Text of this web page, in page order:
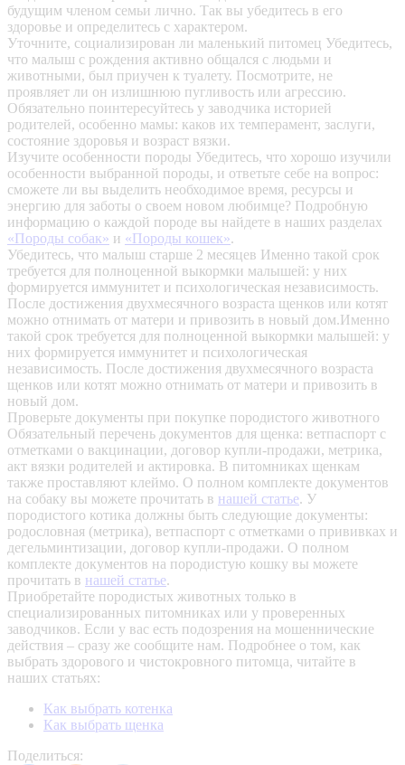
будущим членом семьи лично. Так вы убедитесь в его
здоровье и определитесь с характером.
Уточните, социализирован ли маленький питомец Убедитесь,
что малыш с рождения активно общался с людьми и
животными, был приучен к туалету. Посмотрите, не
проявляет ли он излишнюю пугливость или агрессию.
Обязательно поинтересуйтесь у заводчика историей
родителей, особенно мамы: каков их темперамент, заслуги,
состояние здоровья и возраст вязки.
Изучите особенности породы Убедитесь, что хорошо изучили
особенности выбранной породы, и ответьте себе на вопрос:
сможете ли вы выделить необходимое время, ресурсы и
энергию для заботы о своем новом любимце? Подробную
информацию о каждой породе вы найдете в наших разделах
«Породы собак» и «Породы кошек».
Убедитесь, что малыш старше 2 месяцев Именно такой срок
требуется для полноценной выкормки малышей: у них
формируется иммунитет и психологическая независимость.
После достижения двухмесячного возраста щенков или котят
можно отнимать от матери и привозить в новый дом.Именно
такой срок требуется для полноценной выкормки малышей: у
них формируется иммунитет и психологическая
независимость. После достижения двухмесячного возраста
щенков или котят можно отнимать от матери и привозить в
новый дом.
Проверьте документы при покупке породистого животного
Обязательный перечень документов для щенка: ветпаспорт с
отметками о вакцинации, договор купли-продажи, метрика,
акт вязки родителей и актировка. В питомниках щенкам
также проставляют клеймо. О полном комплекте документов
на собаку вы можете прочитать в нашей статье. У
породистого котика должны быть следующие документы:
родословная (метрика), ветпаспорт с отметками о прививках и
дегельминтизации, договор купли-продажи. О полном
комплекте документов на породистую кошку вы можете
прочитать в нашей статье.
Приобретайте породистых животных только в
специализированных питомниках или у проверенных
заводчиков. Если у вас есть подозрения на мошеннические
действия – сразу же сообщите нам. Подробнее о том, как
выбрать здорового и чистокровного питомца, читайте в
наших статьях:
Как выбрать котенка
Как выбрать щенка
Поделиться: